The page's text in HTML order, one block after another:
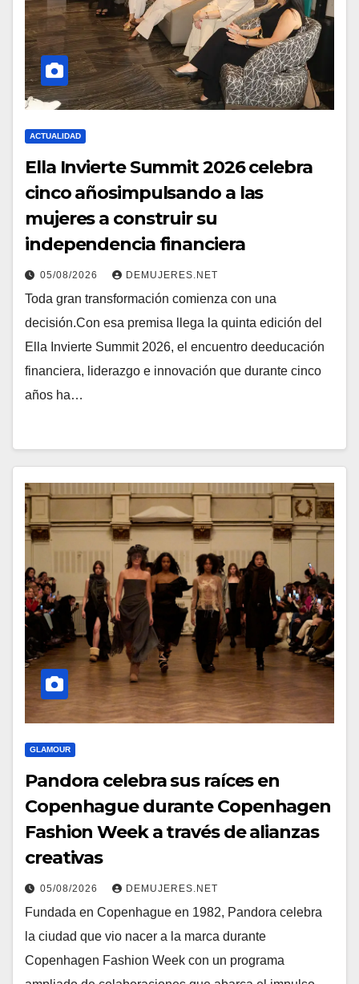
ACTUALIDAD
Ella Invierte Summit 2026 celebra
cinco añosimpulsando a las
mujeres a construir su
independencia financiera
05/08/2026 DEMUJERES.NET
Toda gran transformación comienza con una
decisión.Con esa premisa llega la quinta edición del
Ella Invierte Summit 2026, el encuentro deeducación
financiera, liderazgo e innovación que durante cinco
años ha…
GLAMOUR
Pandora celebra sus raíces en
Copenhague durante Copenhagen
Fashion Week a través de alianzas
creativas
05/08/2026 DEMUJERES.NET
Fundada en Copenhague en 1982, Pandora celebra
la ciudad que vio nacer a la marca durante
Copenhagen Fashion Week con un programa